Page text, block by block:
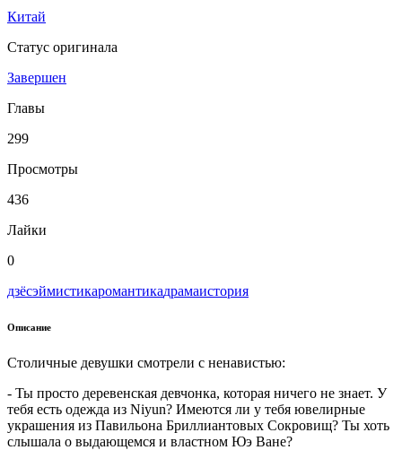
Китай
Статус оригинала
Завершен
Главы
299
Просмотры
436
Лайки
0
дзёсэймистикаромантикадрамаистория
Описание
Столичные девушки смотрели с ненавистью:
- Ты просто деревенская девчонка, которая ничего не знает. У
тебя есть одежда из Niyun? Имеются ли у тебя ювелирные
украшения из Павильона Бриллиантовых Сокровищ? Ты хоть
слышала о выдающемся и властном Юэ Ване?